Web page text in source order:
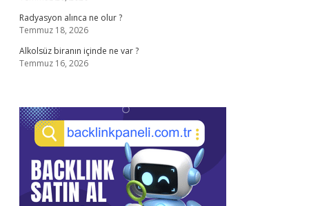
Radyasyon alınca ne olur ?
Temmuz 18, 2026
Alkolsüz biranın içinde ne var ?
Temmuz 16, 2026